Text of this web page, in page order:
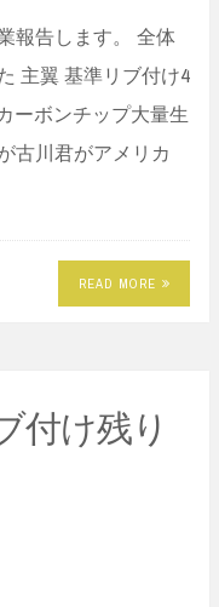
報告します。 全体
主翼 基準リブ付け4
ーボンチップ大量生
古川君がアメリカ
READ MORE
付け残り